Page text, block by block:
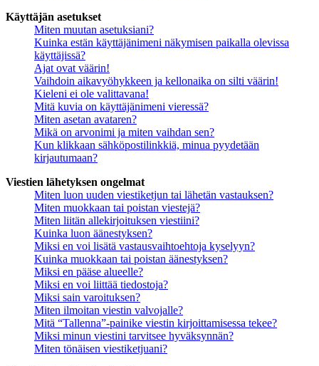
Käyttäjän asetukset
Miten muutan asetuksiani?
Kuinka estän käyttäjänimeni näkymisen paikalla olevissa
käyttäjissä?
Ajat ovat väärin!
Vaihdoin aikavyöhykkeen ja kellonaika on silti väärin!
Kieleni ei ole valittavana!
Mitä kuvia on käyttäjänimeni vieressä?
Miten asetan avataren?
Mikä on arvonimi ja miten vaihdan sen?
Kun klikkaan sähköpostilinkkiä, minua pyydetään
kirjautumaan?
Viestien lähetyksen ongelmat
Miten luon uuden viestiketjun tai lähetän vastauksen?
Miten muokkaan tai poistan viestejä?
Miten liitän allekirjoituksen viestiini?
Kuinka luon äänestyksen?
Miksi en voi lisätä vastausvaihtoehtoja kyselyyn?
Kuinka muokkaan tai poistan äänestyksen?
Miksi en pääse alueelle?
Miksi en voi liittää tiedostoja?
Miksi sain varoituksen?
Miten ilmoitan viestin valvojalle?
Mitä “Tallenna”-painike viestin kirjoittamisessa tekee?
Miksi minun viestini tarvitsee hyväksynnän?
Miten tönäisen viestiketjuani?